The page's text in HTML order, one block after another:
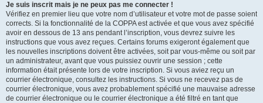
Je suis inscrit mais je ne peux pas me connecter !
Vérifiez en premier lieu que votre nom d’utilisateur et votre mot de passe soient
corrects. Si la fonctionnalité de la COPPA est activée et que vous avez spécifié
avoir en dessous de 13 ans pendant l’inscription, vous devrez suivre les
instructions que vous avez reçues. Certains forums exigeront également que
les nouvelles inscriptions doivent être activées, soit par vous-même ou soit par
un administrateur, avant que vous puissiez ouvrir une session ; cette
information était présente lors de votre inscription. Si vous aviez reçu un
courrier électronique, consultez les instructions. Si vous ne recevez pas de
courrier électronique, vous avez probablement spécifié une mauvaise adresse
de courrier électronique ou le courrier électronique a été filtré en tant que